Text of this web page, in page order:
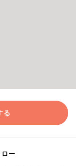
る
ー